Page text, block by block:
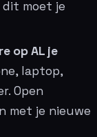
dit moet je
op AL je
laptop,
Open
met je nieuwe